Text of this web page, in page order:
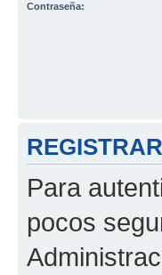
Contraseña:
Para
pocos